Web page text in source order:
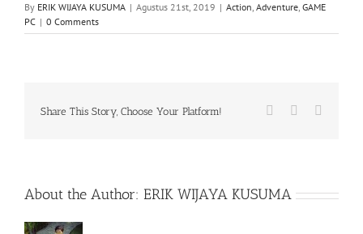
By ERIK WIJAYA KUSUMA | Agustus 21st, 2019 | Action, Adventure, GAME
PC | 0 Comments
Share This Story, Choose Your Platform! Facebook
About the Author: ERIK WIJAYA KUSUMA